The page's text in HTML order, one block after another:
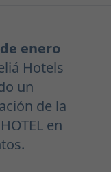
enero
Hotels
un
de la
en